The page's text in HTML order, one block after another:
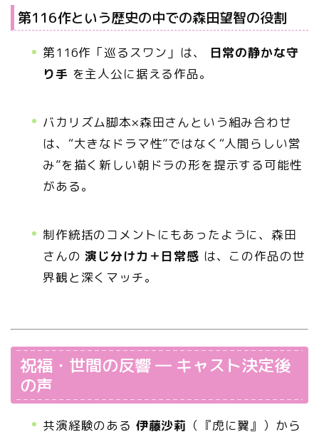
第116作という歴史の中での森田望智の役割
第116作「巡るスワン」は、
日常の静かな守
り手 を主人公に据える作品。
バカリズム脚本×森田さんという組み合わせ
は、“大きなドラマ性”ではなく“人間らしい営
み”を描く新しい朝ドラの形を提示する可能性
がある。
制作統括のコメントにもあったように、森田
さんの演じ分け力＋日常感 は、この作品の世
界観と深くマッチ。
祝福・世間の反響 ― キャスト決定後
の声
共演経験のある 伊藤沙莉 （『虎に翼』）から